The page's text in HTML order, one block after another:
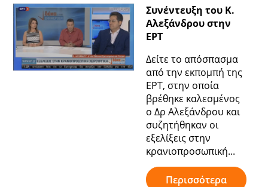
Συνέντευξη του Κ.
Αλεξάνδρου στην
ΕΡΤ
Δείτε το απόσπασμα
από την εκπομπή της
ΕΡΤ, στην οποία
βρέθηκε καλεσμένος
ο Δρ Αλεξάνδρου και
συζητήθηκαν οι
εξελίξεις στην
κρανιοπροσωπική...
Περισσότερα